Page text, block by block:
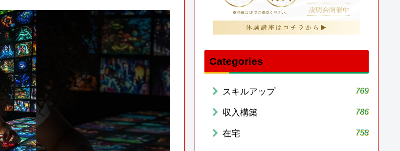
Categories
スキルアップ 769
収入構築 786
在宅 758